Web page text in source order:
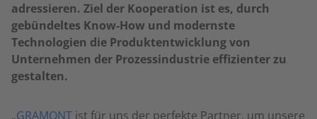
adressieren. Ziel der Kooperation ist es, durch
gebündeltes Know-How und modernste
Technologien die Produktentwicklung von
Unternehmen der Prozessindustrie effizienter zu
gestalten.
„GRAMONT ist für uns der perfekte Partner, um unsere